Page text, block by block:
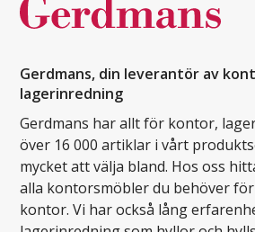
Gerdmans, din leverantör av
lagerinredning
Gerdmans har allt för kontor,
över 16 000 artiklar i vårt
mycket att välja bland. Hos oss
alla kontorsmöbler du behöver
kontor. Vi har också lång